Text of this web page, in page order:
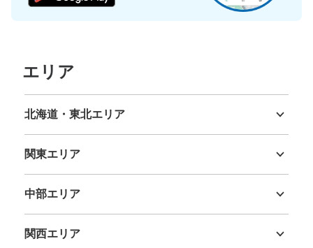
このコインロッカーの位置を見る
新豊洲駅改札内改札横コインロッカー
新交通ゆりかもめ新豊洲駅駅から徒歩1分
本日の営業時間:05:00〜
エリア
北海道・東北エリア
関東エリア
中部エリア
関西エリア